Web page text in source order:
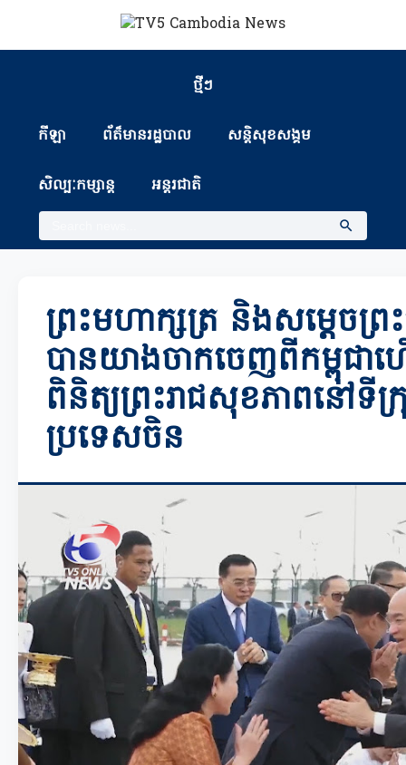
ថ្មីៗ
កីឡា ព័ត៏មានរដ្ឋបាល សន្តិសុខសង្គម
សិល្បៈកម្សាន្ត អន្តរជាតិ
ព្រះមហាក្សត្រ និងសម្តេចព្រ
បានយាងចាកចេញពីកម្ពុជា
ពិនិត្យព្រះរាជសុខភាពនៅទីក្
ប្រទេសចិន